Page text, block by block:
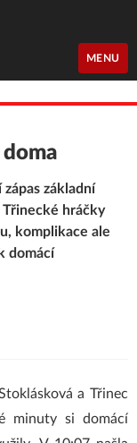
MENU
základní
hráčky
komplikace ale
domácí
a Třinec
minuty si domácí